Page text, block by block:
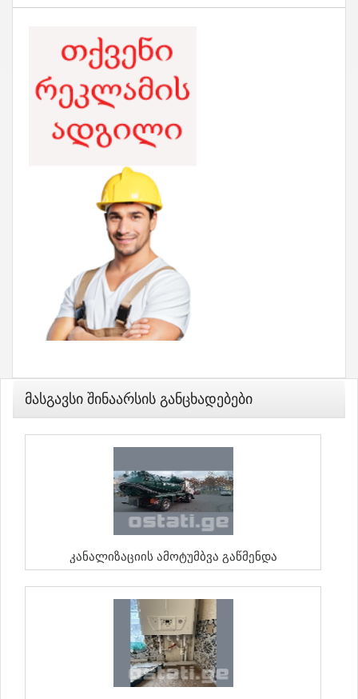
Მასგავსი Შინაარსის Განცხადებები
Კანალიზაციის Ამოტუმბვა Გაწმენდა